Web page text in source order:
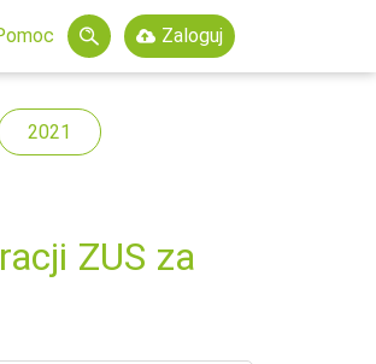
Zaloguj
2021
ZUS za